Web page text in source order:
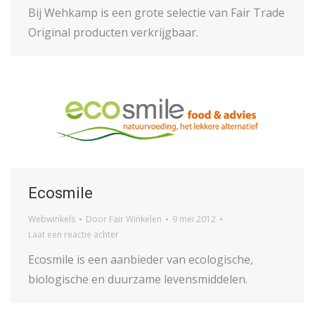
Bij Wehkamp is een grote selectie van Fair Trade
Original producten verkrijgbaar.
Ecosmile
Webwinkels Door Fair Winkelen
9 mei 2012
Laat een reactie achter
Ecosmile is een aanbieder van ecologische,
biologische en duurzame levensmiddelen.